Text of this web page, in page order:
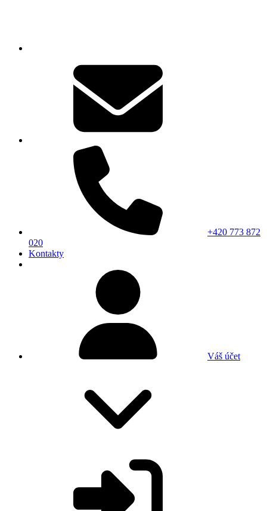
+420 773 872
020
Kontakty
Váš účet